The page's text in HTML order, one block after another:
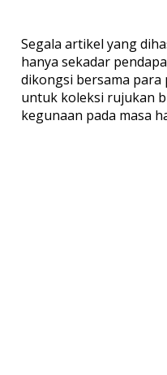
Segala artikel yang
hanya sekadar
dikongsi bersama para
untuk koleksi rujukan
kegunaan pada masa